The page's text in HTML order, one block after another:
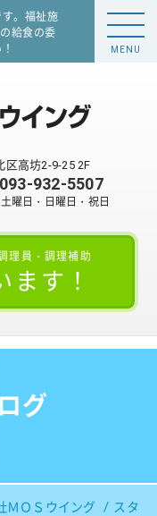
。福祉施
給食の委
区高坊2-9-25 2F
932-5507
曜日・日曜日・祝日
理員・調理補助
ます！
MENU
グ
ＭＯＳウイング スタッ